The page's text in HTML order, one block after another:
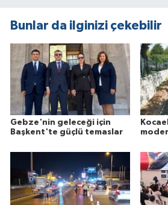
Bunlar da ilginizi çekebilir
Gebze'nin geleceği için
Başkent'te güçlü temaslar